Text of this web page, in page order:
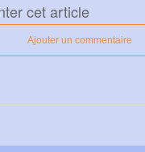
cet article
Ajouter un commentaire